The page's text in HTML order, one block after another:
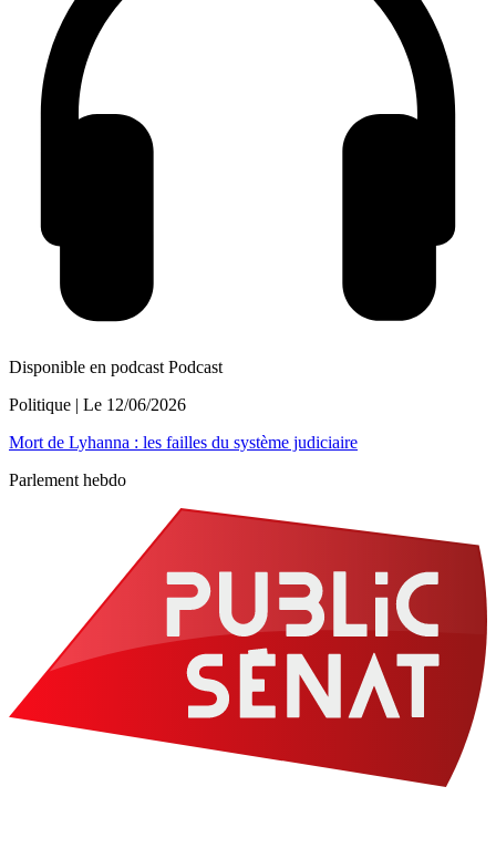
Disponible en podcast Podcast
Politique | Le 12/06/2026
Mort de Lyhanna : les failles du système judiciaire
Parlement hebdo